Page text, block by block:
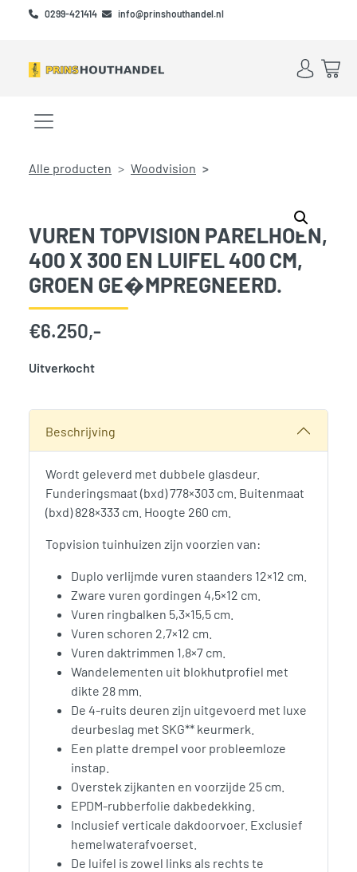
Skip to main content
Skip to footer
0299-421414 info@prinshouthandel.nl
Account
Menu openen/sluiten
Alle producten Woodvision
VUREN TOPVISION PARELHOEN,
400 X 300 EN LUIFEL 400 CM,
GROEN GE�MPREGNEERD.
€6.250,-
Uitverkocht
Beschrijving
Wordt geleverd met dubbele glasdeur.
Funderingsmaat (bxd) 778×303 cm. Buitenmaat
(bxd) 828×333 cm. Hoogte 260 cm.
Topvision tuinhuizen zijn voorzien van:
Duplo verlijmde vuren staanders 12×12 cm.
Zware vuren gordingen 4,5×12 cm.
Vuren ringbalken 5,3×15,5 cm.
Vuren schoren 2,7×12 cm.
Vuren daktrimmen 1,8×7 cm.
Wandelementen uit blokhutprofiel met
dikte 28 mm.
De 4-ruits deuren zijn uitgevoerd met luxe
deurbeslag met SKG** keurmerk.
Een platte drempel voor probleemloze
instap.
Overstek zijkanten en voorzijde 25 cm.
EPDM-rubberfolie dakbedekking.
Inclusief verticale dakdoorvoer. Exclusief
hemelwaterafvoerset.
De luifel is zowel links als rechts te